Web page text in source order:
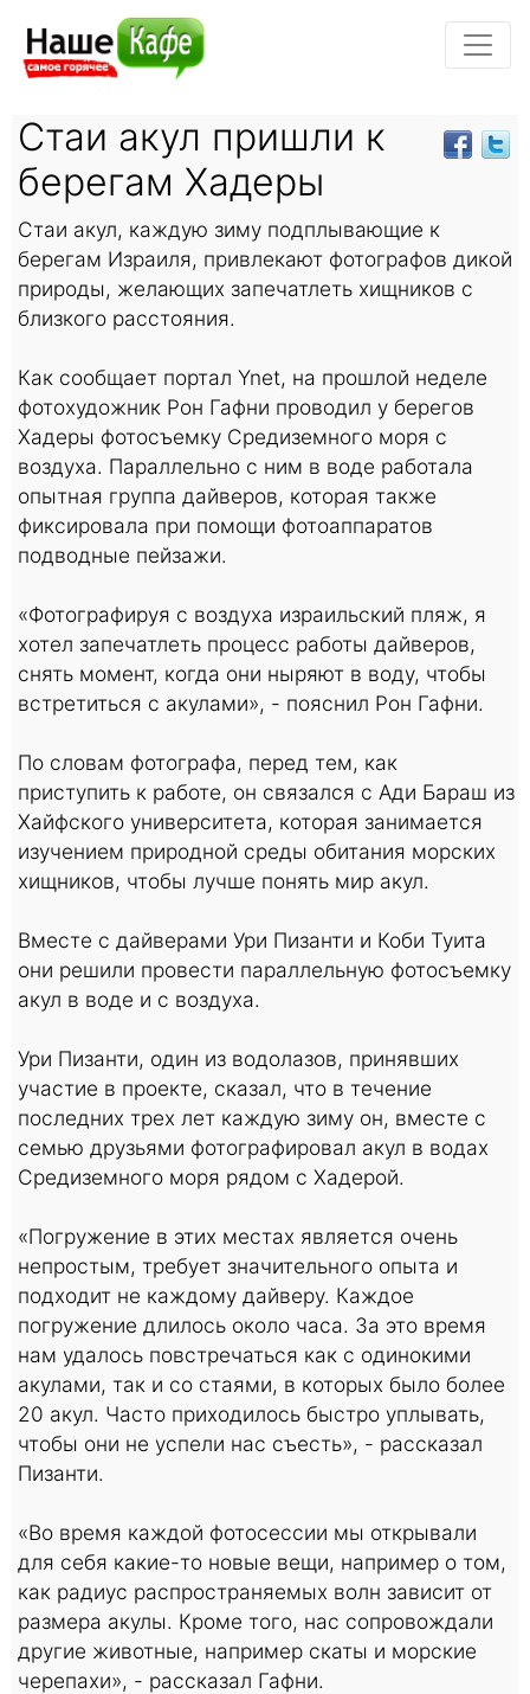
Стаи акул пришли к
берегам Хадеры
Стаи акул, каждую зиму подплывающие к
берегам Израиля, привлекают фотографов дикой
природы, желающих запечатлеть хищников с
близкого расстояния.
Как сообщает портал Ynet, на прошлой неделе
фотохудожник Рон Гафни проводил у берегов
Хадеры фотосъемку Средиземного моря с
воздуха. Параллельно с ним в воде работала
опытная группа дайверов, которая также
фиксировала при помощи фотоаппаратов
подводные пейзажи.
«Фотографируя с воздуха израильский пляж, я
хотел запечатлеть процесс работы дайверов,
снять момент, когда они ныряют в воду, чтобы
встретиться с акулами», - пояснил Рон Гафни.
По словам фотографа, перед тем, как
приступить к работе, он связался с Ади Бараш из
Хайфского университета, которая занимается
изучением природной среды обитания морских
хищников, чтобы лучше понять мир акул.
Вместе с дайверами Ури Пизанти и Коби Туита
они решили провести параллельную фотосъемку
акул в воде и с воздуха.
Ури Пизанти, один из водолазов, принявших
участие в проекте, сказал, что в течение
последних трех лет каждую зиму он, вместе с
семью друзьями фотографировал акул в водах
Средиземного моря рядом с Хадерой.
«Погружение в этих местах является очень
непростым, требует значительного опыта и
подходит не каждому дайверу. Каждое
погружение длилось около часа. За это время
нам удалось повстречаться как с одинокими
акулами, так и со стаями, в которых было более
20 акул. Часто приходилось быстро уплывать,
чтобы они не успели нас съесть», - рассказал
Пизанти.
«Во время каждой фотосессии мы открывали
для себя какие-то новые вещи, например о том,
как радиус распространяемых волн зависит от
размера акулы. Кроме того, нас сопровождали
другие животные, например скаты и морские
черепахи», - рассказал Гафни.